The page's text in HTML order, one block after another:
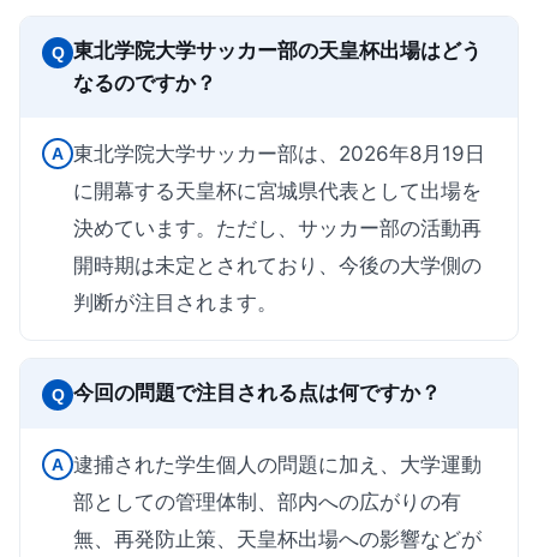
Q 東北学院大学サッカー部の天皇杯出場はどう
なるのですか？
A 東北学院大学サッカー部は、2026年8月19日
に開幕する天皇杯に宮城県代表として出場を
決めています。ただし、サッカー部の活動再
開時期は未定とされており、今後の大学側の
判断が注目されます。
Q 今回の問題で注目される点は何ですか？
A 逮捕された学生個人の問題に加え、大学運動
部としての管理体制、部内への広がりの有
無、再発防止策、天皇杯出場への影響などが